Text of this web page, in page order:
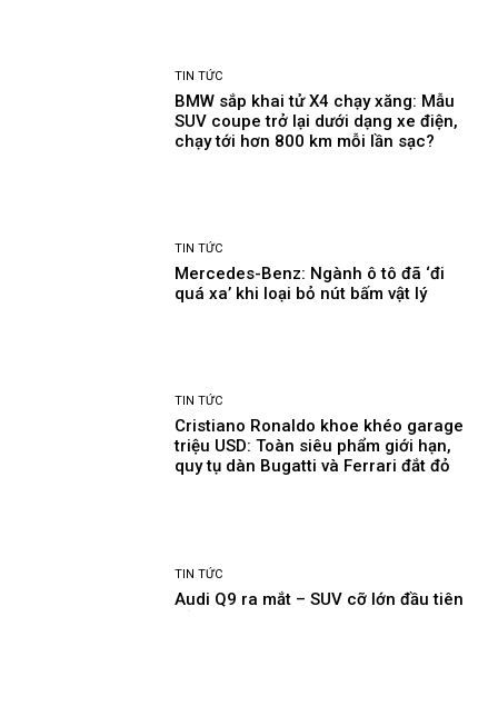
TIN TỨC
BMW sắp khai tử X4 chạy xăng: Mẫu
SUV coupe trở lại dưới dạng xe điện,
chạy tới hơn 800 km mỗi lần sạc?
TIN TỨC
Mercedes-Benz: Ngành ô tô đã ‘đi
quá xa’ khi loại bỏ nút bấm vật lý
TIN TỨC
Cristiano Ronaldo khoe khéo garage
triệu USD: Toàn siêu phẩm giới hạn,
quy tụ dàn Bugatti và Ferrari đắt đỏ
TIN TỨC
Audi Q9 ra mắt – SUV cỡ lớn đầu tiên